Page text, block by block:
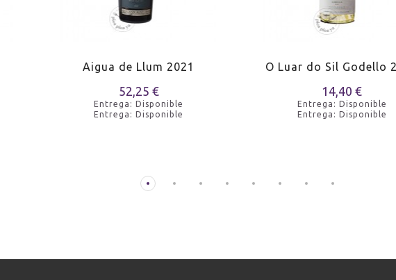
Caldereta de pescado
Marisco en salsa
Marisco a la plancha
Aigua de Llum 2021
52,25 €
Entrega: Disponible
Entrega: Disponible
O Luar do Sil Godello
14,40 €
Entrega: Disponible
Entrega: Disponible